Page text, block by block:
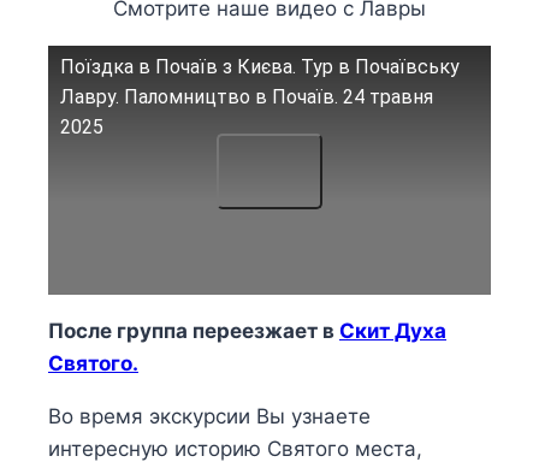
Смотрите наше видео с Лавры
Поїздка в Почаїв з Києва. Тур в Почаївську
Лавру. Паломництво в Почаїв. 24 травня
2025
После группа переезжает в Скит Духа
Святого.
Во время экскурсии Вы узнаете
интересную историю Святого места,